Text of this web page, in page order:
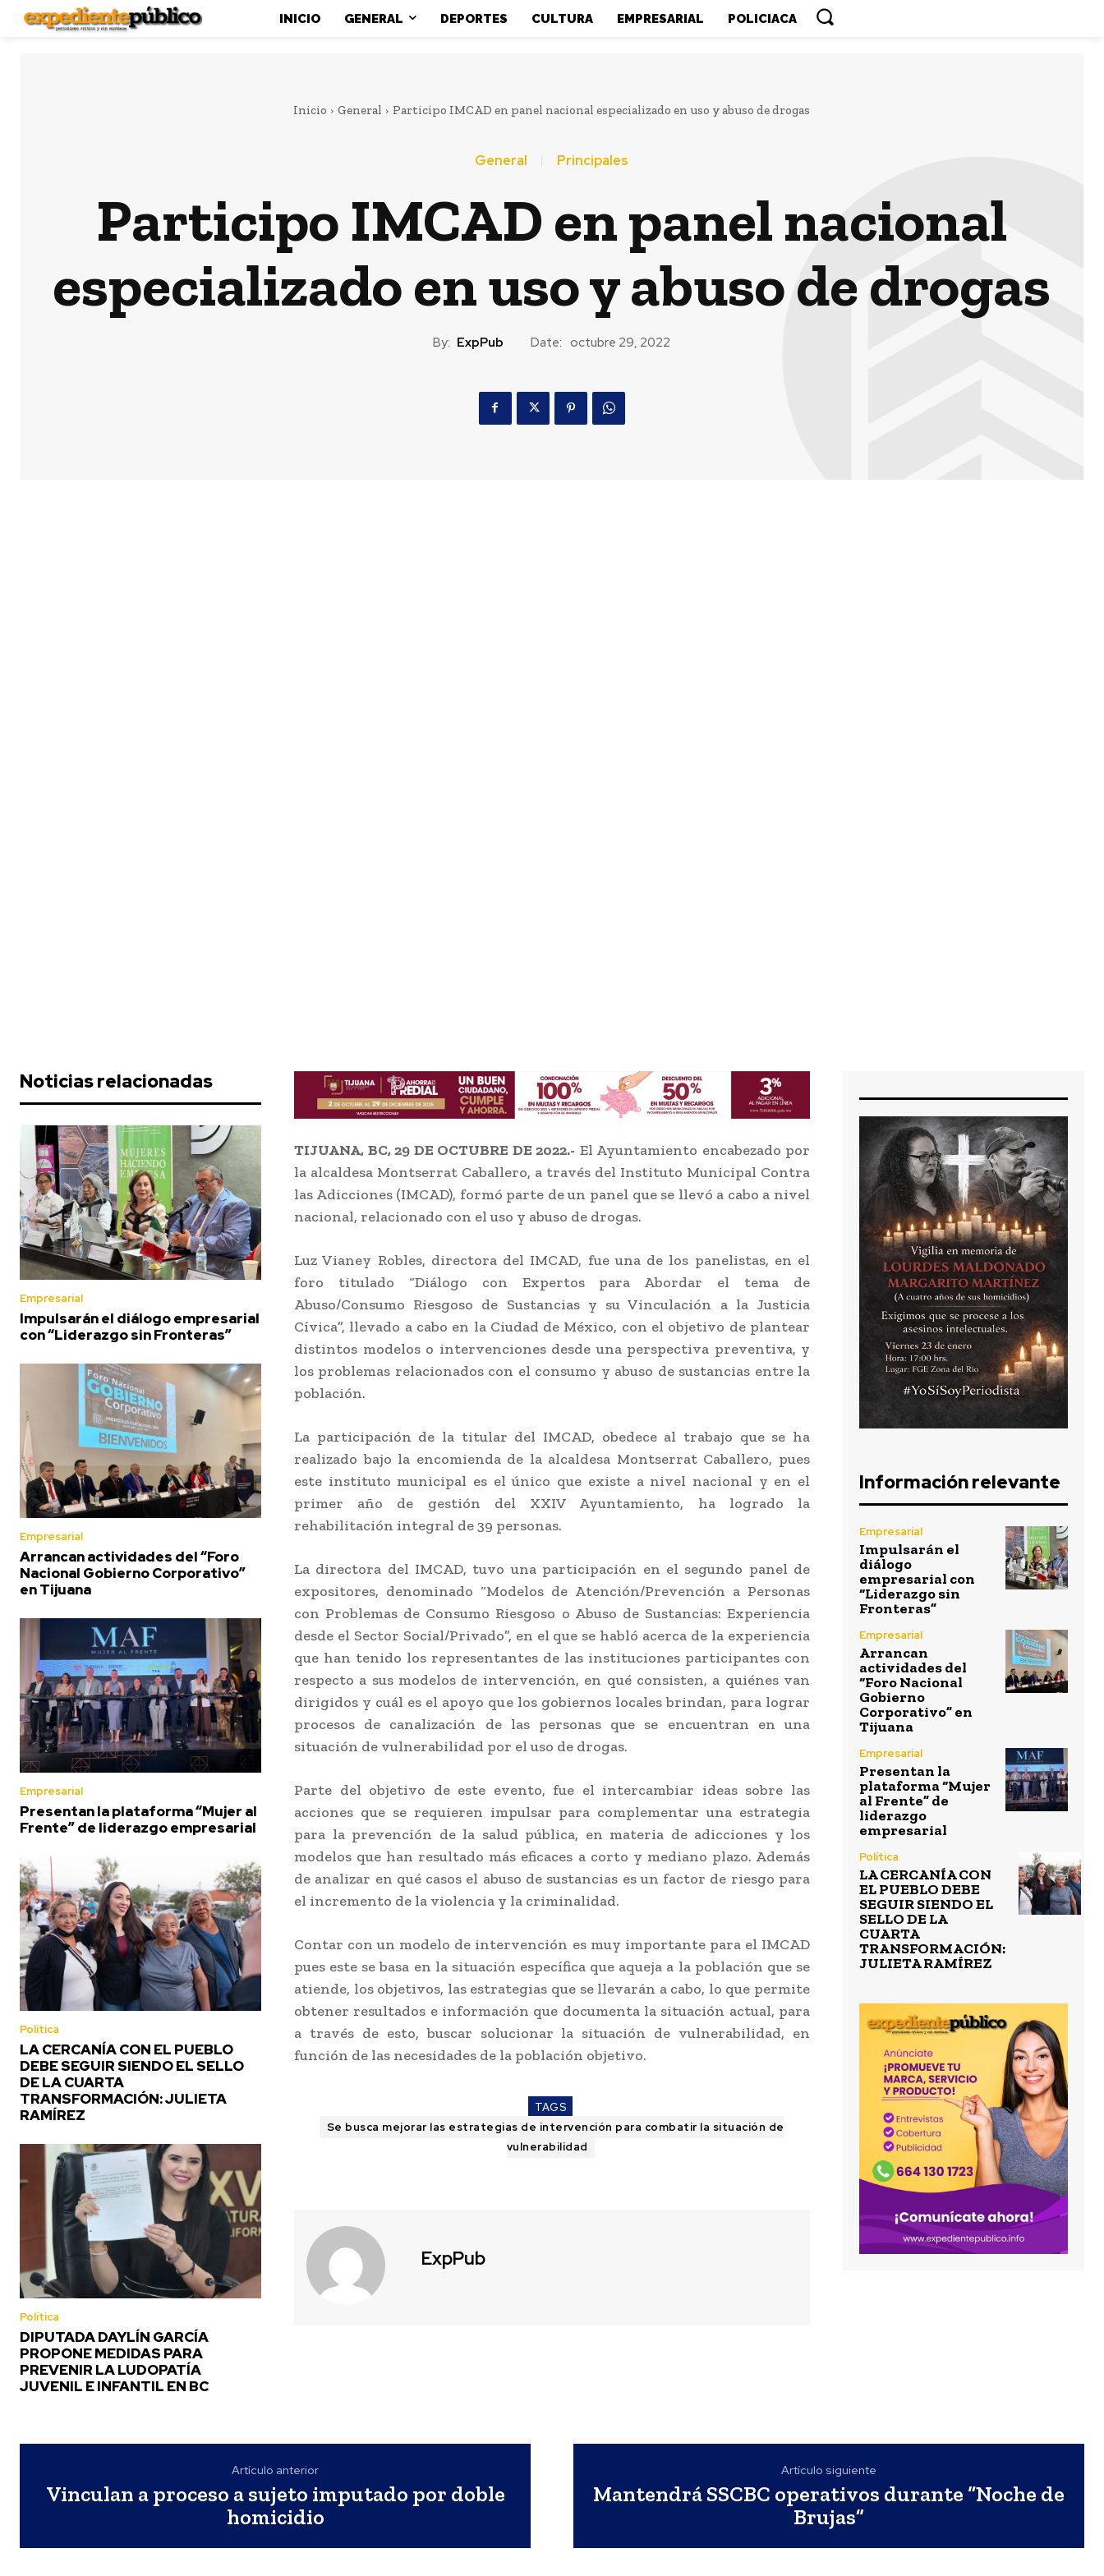
INICIO GENERAL DEPORTES CULTURA EMPRESARIAL POLICIACA
Inicio General Participo IMCAD en panel nacional especializado en uso y abuso de drogas
General Principales
Participo IMCAD en panel nacional
especializado en uso y abuso de drogas
By: ExpPub Date: octubre 29, 2022
Noticias relacionadas
Empresarial
Impulsarán el diálogo empresarial
con “Liderazgo sin Fronteras”
Empresarial
Arrancan actividades del “Foro
Nacional Gobierno Corporativo”
en Tijuana
Empresarial
Presentan la plataforma “Mujer al
Frente” de liderazgo empresarial
Política
LA CERCANÍA CON EL PUEBLO
DEBE SEGUIR SIENDO EL SELLO
DE LA CUARTA
TRANSFORMACIÓN: JULIETA
RAMÍREZ
Política
DIPUTADA DAYLÍN GARCÍA
PROPONE MEDIDAS PARA
PREVENIR LA LUDOPATÍA
JUVENIL E INFANTIL EN BC
TIJUANA, BC, 29 DE OCTUBRE DE 2022.- El Ayuntamiento encabezado por
la alcaldesa Montserrat Caballero, a través del Instituto Municipal Contra
las Adicciones (IMCAD), formó parte de un panel que se llevó a cabo a nivel
nacional, relacionado con el uso y abuso de drogas.
Luz Vianey Robles, directora del IMCAD, fue una de los panelistas, en el
foro titulado “Diálogo con Expertos para Abordar el tema de
Abuso/Consumo Riesgoso de Sustancias y su Vinculación a la Justicia
Cívica”, llevado a cabo en la Ciudad de México, con el objetivo de plantear
distintos modelos o intervenciones desde una perspectiva preventiva, y
los problemas relacionados con el consumo y abuso de sustancias entre la
población.
La participación de la titular del IMCAD, obedece al trabajo que se ha
realizado bajo la encomienda de la alcaldesa Montserrat Caballero, pues
este instituto municipal es el único que existe a nivel nacional y en el
primer año de gestión del XXIV Ayuntamiento, ha logrado la
rehabilitación integral de 39 personas.
La directora del IMCAD, tuvo una participación en el segundo panel de
expositores, denominado “Modelos de Atención/Prevención a Personas
con Problemas de Consumo Riesgoso o Abuso de Sustancias: Experiencia
desde el Sector Social/Privado”, en el que se habló acerca de la experiencia
que han tenido los representantes de las instituciones participantes con
respecto a sus modelos de intervención, en qué consisten, a quiénes van
dirigidos y cuál es el apoyo que los gobiernos locales brindan, para lograr
procesos de canalización de las personas que se encuentran en una
situación de vulnerabilidad por el uso de drogas.
Parte del objetivo de este evento, fue el intercambiar ideas sobre las
acciones que se requieren impulsar para complementar una estrategia
para la prevención de la salud pública, en materia de adicciones y los
modelos que han resultado más eficaces a corto y mediano plazo. Además
de analizar en qué casos el abuso de sustancias es un factor de riesgo para
el incremento de la violencia y la criminalidad.
Contar con un modelo de intervención es muy importante para el IMCAD
pues este se basa en la situación específica que aqueja a la población que se
atiende, los objetivos, las estrategias que se llevarán a cabo, lo que permite
obtener resultados e información que documenta la situación actual, para
a través de esto, buscar solucionar la situación de vulnerabilidad, en
función de las necesidades de la población objetivo.
TAGS
Se busca mejorar las estrategias de intervención para combatir la situación de
vulnerabilidad
ExpPub
Información relevante
Empresarial
Impulsarán el
diálogo
empresarial con
“Liderazgo sin
Fronteras”
Empresarial
Arrancan
actividades del
“Foro Nacional
Gobierno
Corporativo” en
Tijuana
Empresarial
Presentan la
plataforma “Mujer
al Frente” de
liderazgo
empresarial
Política
LA CERCANÍA CON
EL PUEBLO DEBE
SEGUIR SIENDO EL
SELLO DE LA
CUARTA
TRANSFORMACIÓN:
JULIETA RAMÍREZ
Artículo anterior
Vinculan a proceso a sujeto imputado por doble
homicidio
Artículo siguiente
Mantendrá SSCBC operativos durante “Noche de
Brujas”